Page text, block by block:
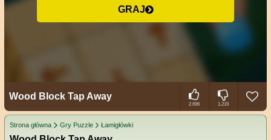
GRAJ
Wood Block Tap Away
2.696 1.219
Strona główna Gry Puzzle Łamigłówki